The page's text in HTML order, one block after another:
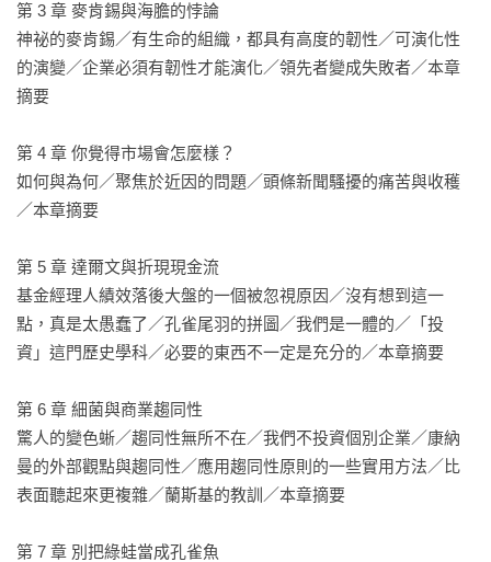
地闡述了許多推動其非凡成功的投資原則。
——彼得．阿蒙（Peter Ammon），賓州大學首席投資官
我有幸與普拉克共事將近十年。有優秀的投資者，也有優秀的
一起，展示了他幾十年來成功實踐的投資架構──但與演化生物
學中的現象相比，本書的構建方式依舊獨特。結果是一種迷人
且極具享受性的體驗，提醒我們複雜問題的答案通常是簡單
——紀傑（Chip Kaye），華平投資執行長
普拉薩德證明了查理．蒙格的格言，即優秀的投資者擅長多元
思維模型。他撰寫了一本極富趣味性和發人深省的書，是關於
——塞思．亞歷山德（Seth Alexander），麻省理工學院管理公
司首總裁
《跟達爾文學投資》傳達了對於那些對紀律、長期投資感興趣
領讀者思考。
第 3 章 麥肯錫與海膽的悖論
神祕的麥肯錫／有生命的組織，都具有高度的韌性／可演化性
的演變／企業必須有韌性才能演化／領先者變成失敗者／本章
摘要
第 4 章 你覺得市場會怎麼樣？
如何與為何／聚焦於近因的問題／頭條新聞騷擾的痛苦與收穫
／本章摘要
第 5 章 達爾文與折現現金流
基金經理人績效落後大盤的一個被忽視原因／沒有想到這一
點，真是太愚蠢了／孔雀尾羽的拼圖／我們是一體的／「投
資」這門歷史學科／必要的東西不一定是充分的／本章摘要
第 6 章 細菌與商業趨同性
驚人的變色蜥／趨同性無所不在／我們不投資個別企業／康納
曼的外部觀點與趨同性／應用趨同性原則的一些實用方法／比
表面聽起來更複雜／蘭斯基的教訓／本章摘要
第 7 章 別把綠蛙當成孔雀魚